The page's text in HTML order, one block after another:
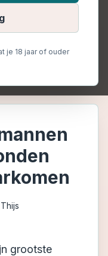
je 18 jaar of ouder
Thijs
grootste